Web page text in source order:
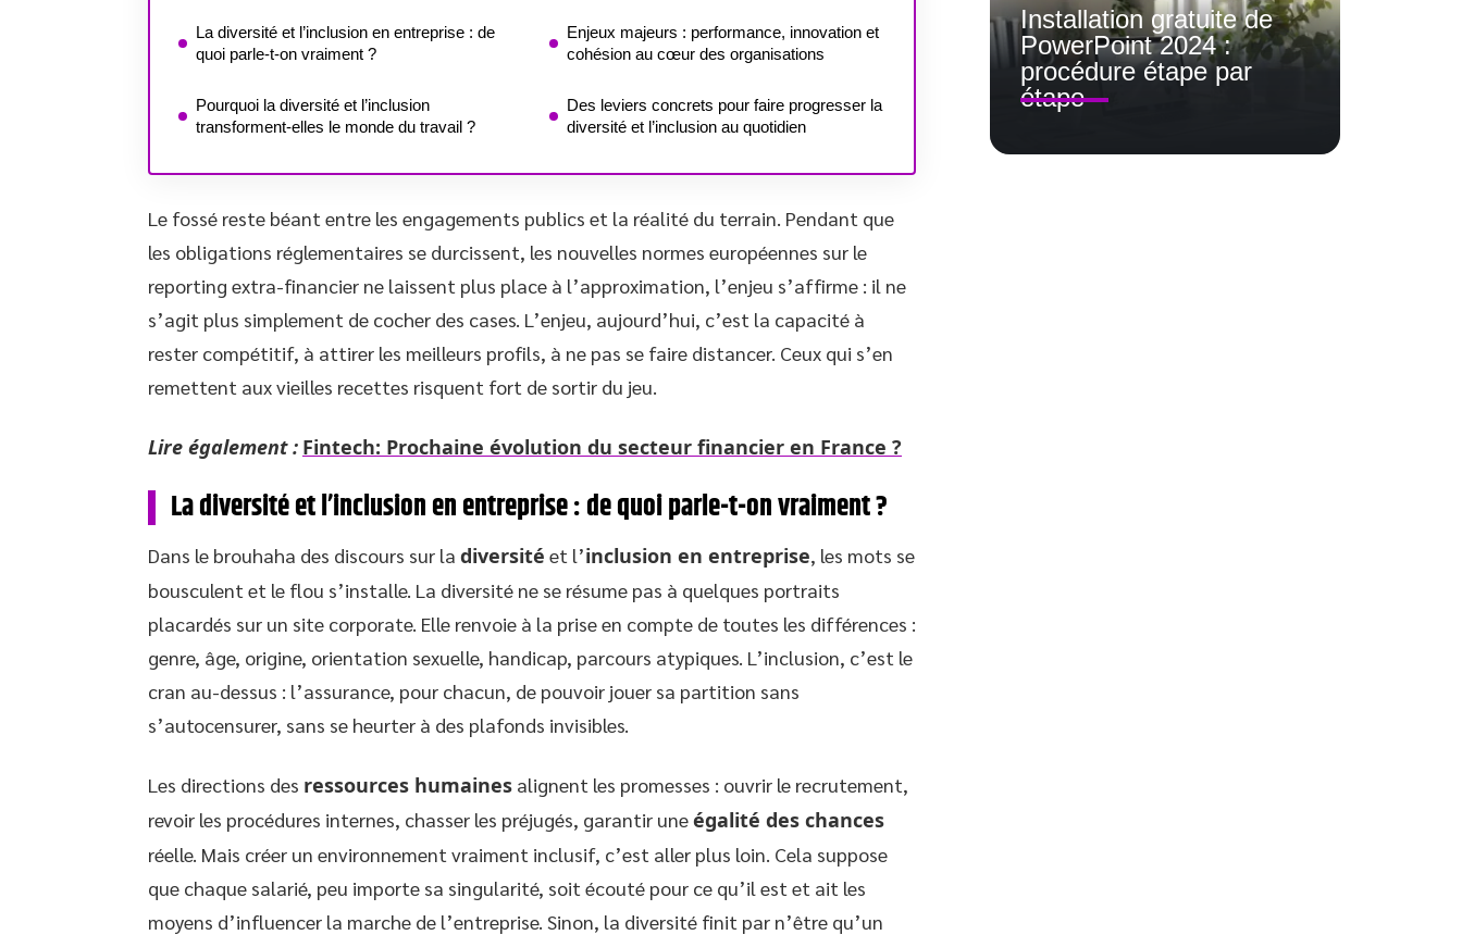
La diversité et l’inclusion en entreprise : de
quoi parle-t-on vraiment ?
Pourquoi la diversité et l’inclusion
transforment-elles le monde du travail ?
Enjeux majeurs : performance, innovation et
cohésion au cœur des organisations
Des leviers concrets pour faire progresser la
diversité et l’inclusion au quotidien
Le fossé reste béant entre les engagements publics et la réalité du terrain. Pendant que
les obligations réglementaires se durcissent, les nouvelles normes européennes sur le
reporting extra-financier ne laissent plus place à l’approximation, l’enjeu s’affirme : il ne
s’agit plus simplement de cocher des cases. L’enjeu, aujourd’hui, c’est la capacité à
rester compétitif, à attirer les meilleurs profils, à ne pas se faire distancer. Ceux qui s’en
remettent aux vieilles recettes risquent fort de sortir du jeu.
Lire également : Fintech: Prochaine évolution du secteur financier en France ?
La diversité et l’inclusion en entreprise : de quoi parle-t-on vraiment ?
Dans le brouhaha des discours sur la diversité et l’inclusion en entreprise, les mots se
bousculent et le flou s’installe. La diversité ne se résume pas à quelques portraits
placardés sur un site corporate. Elle renvoie à la prise en compte de toutes les différences :
genre, âge, origine, orientation sexuelle, handicap, parcours atypiques. L’inclusion, c’est le
cran au-dessus : l’assurance, pour chacun, de pouvoir jouer sa partition sans
s’autocensurer, sans se heurter à des plafonds invisibles.
Les directions des ressources humaines alignent les promesses : ouvrir le recrutement,
revoir les procédures internes, chasser les préjugés, garantir uneégalité des chances
réelle. Mais créer un environnement vraiment inclusif, c’est aller plus loin. Cela suppose
que chaque salarié, peu importe sa singularité, soit écouté pour ce qu’il est et ait les
moyens d’influencer la marche de l’entreprise. Sinon, la diversité finit par n’être qu’un
Installation gratuite de
PowerPoint 2024 :
procédure étape par
étape